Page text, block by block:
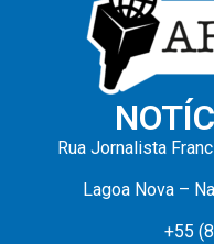
Rua Jornalista
Lagoa Nova –
+55